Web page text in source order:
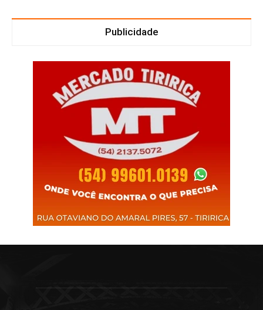
Publicidade